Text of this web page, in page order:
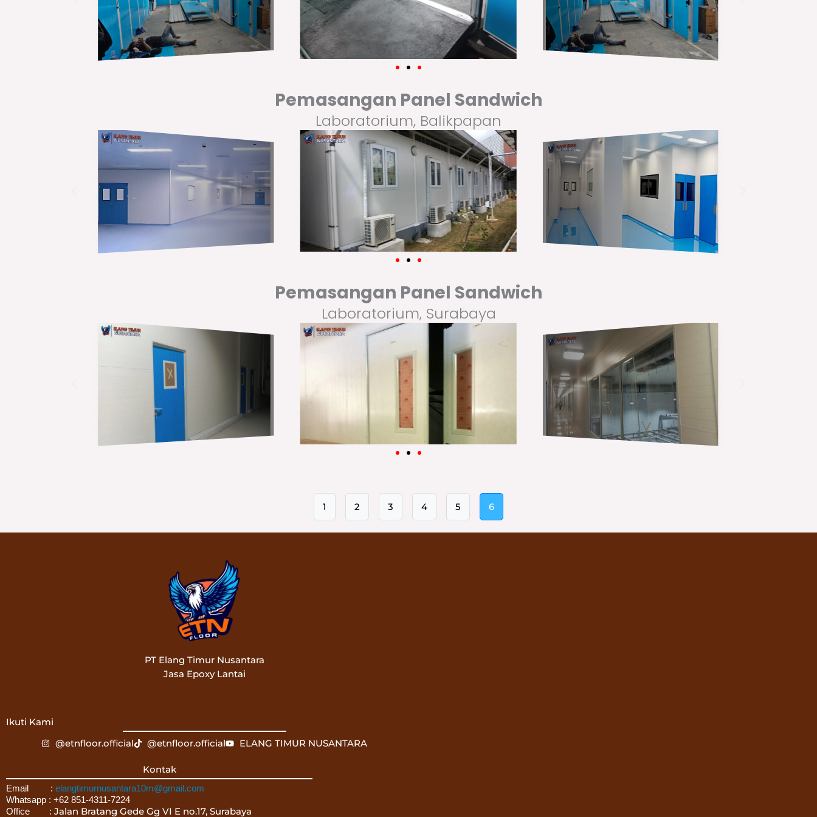
Pemasangan Panel Sandwich
Laboratorium, Balikpapan
Pemasangan Panel Sandwich
Laboratorium, Surabaya
1 2 3 4 5 6
PT Elang Timur Nusantara
Jasa Epoxy Lantai
Ikuti Kami
@etnfloor.official
@etnfloor.official ELANG TIMUR NUSANTARA
Kontak
Email : elangtimurnusantara10m@gmail.com
Whatsapp : +62 851-4311-7224
Office : Jalan Bratang Gede Gg VI E no.17, Surabaya